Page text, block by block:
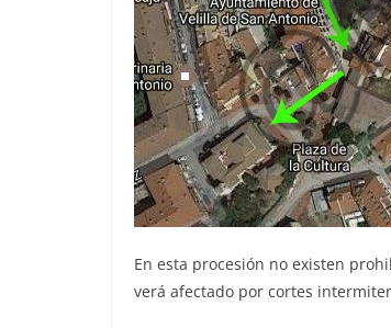
En esta procesión no existen
verá afectado por cortes